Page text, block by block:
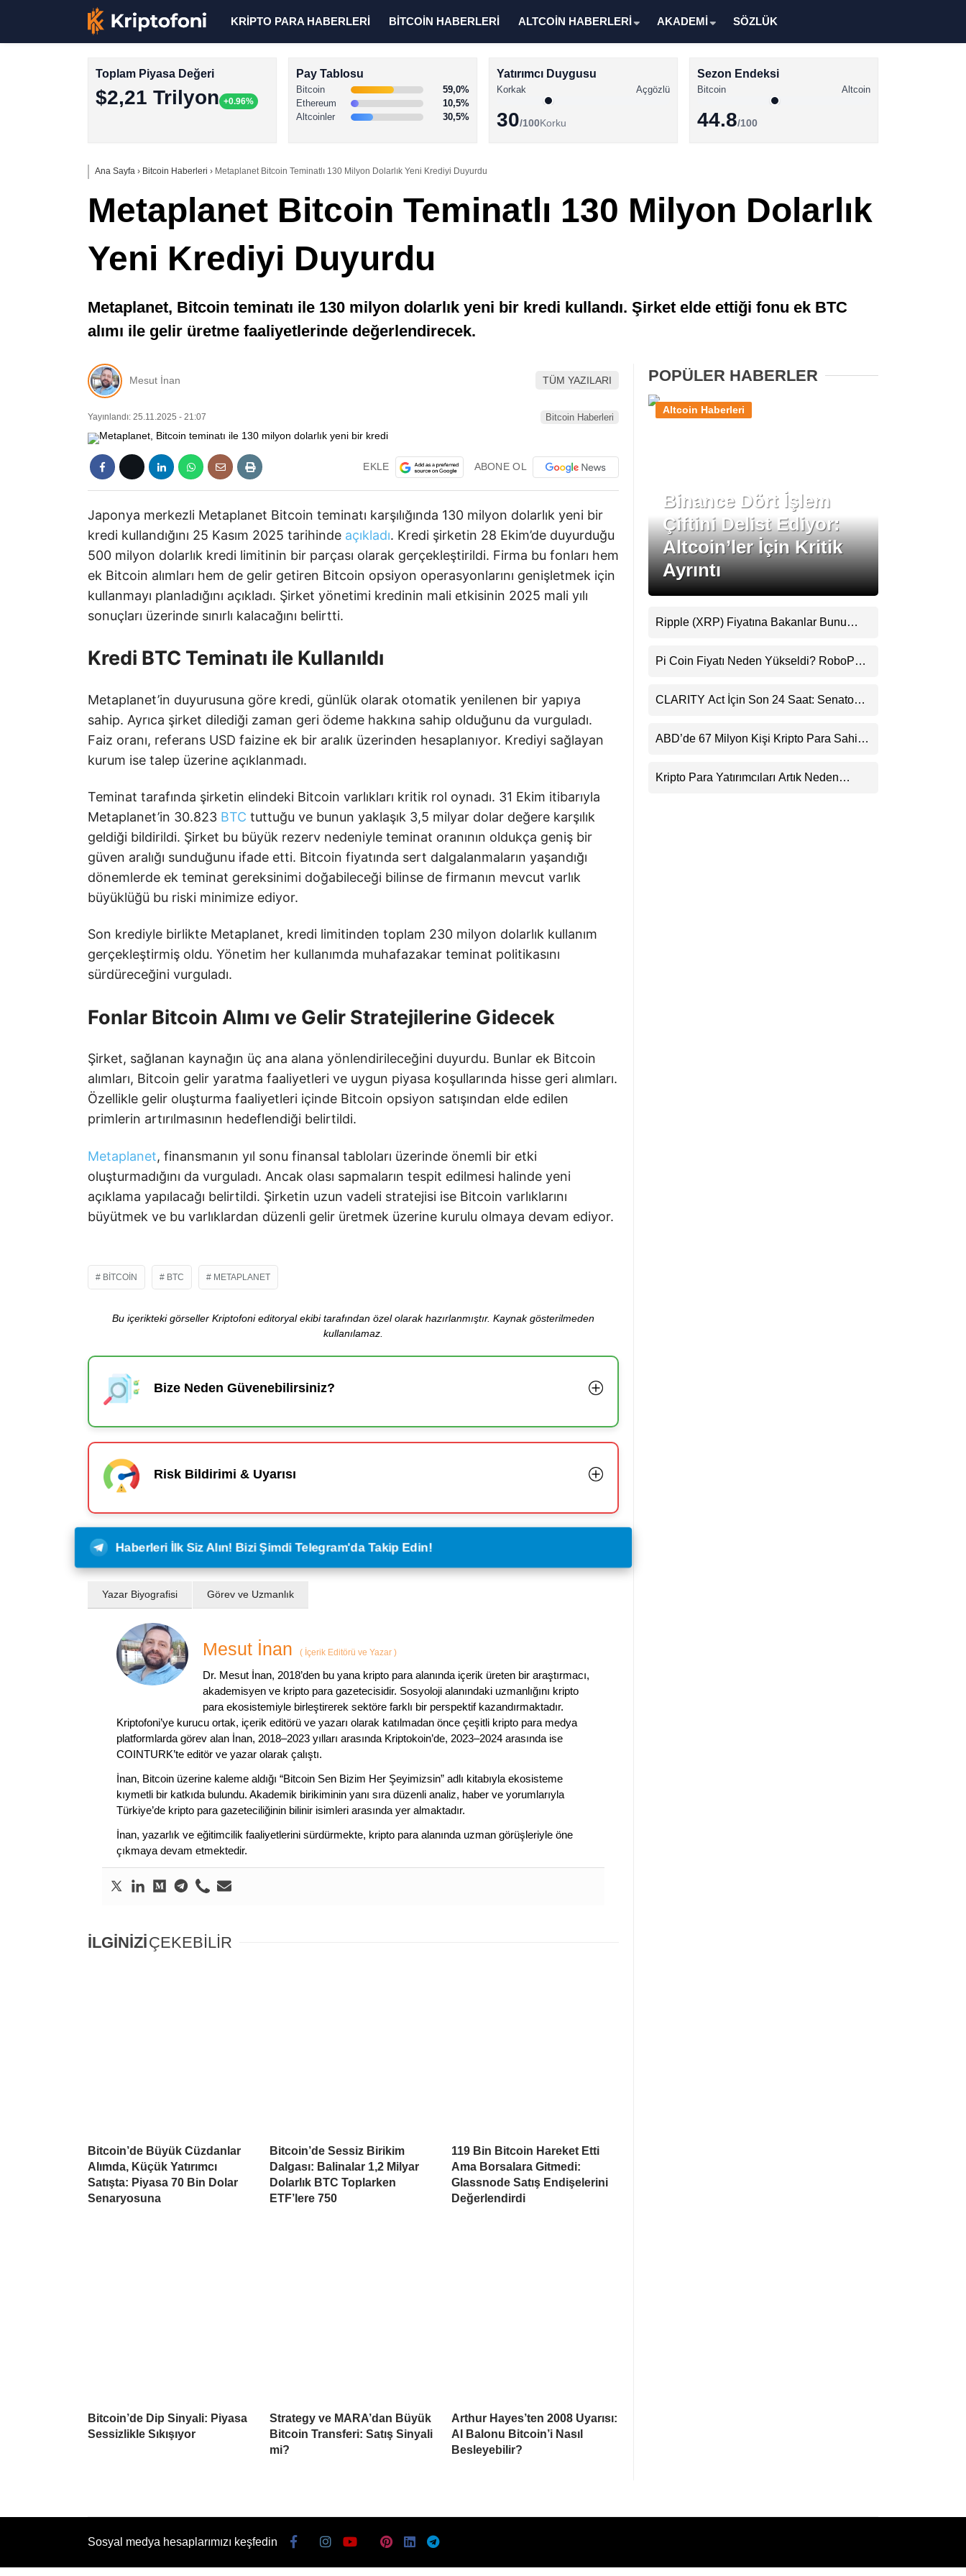
Altcoin Haberleri
KRİPTO PARA HABERLERİ BİTCOİN HABERLERİ ALTCOİN HABERLERİ AKADEMİ SÖZLÜK
Toplam Piyasa Değeri
$2,21 Trilyon +0.96%
Pay Tablosu
Bitcoin
59,0%
Ethereum
10,5%
Altcoinler
30,5%
Yatırımcı Duygusu
Korkak Açgözlü
30/100Korku
Sezon Endeksi
Bitcoin Altcoin
44.8/100
Ana Sayfa › Bitcoin Haberleri › Metaplanet Bitcoin Teminatlı 130 Milyon Dolarlık Yeni Krediyi Duyurdu
Metaplanet Bitcoin Teminatlı 130 Milyon Dolarlık
Yeni Krediyi Duyurdu
Metaplanet, Bitcoin teminatı ile 130 milyon dolarlık yeni bir kredi kullandı. Şirket elde ettiği fonu ek BTC
alımı ile gelir üretme faaliyetlerinde değerlendirecek.
Mesut İnan TÜM YAZILARI
Yayınlandı: 25.11.2025 - 21:07 Bitcoin Haberleri
EKLE ABONE OL
Japonya merkezli Metaplanet Bitcoin teminatı karşılığında 130 milyon dolarlık yeni bir
kredi kullandığını 25 Kasım 2025 tarihinde açıkladı. Kredi şirketin 28 Ekim’de duyurduğu
500 milyon dolarlık kredi limitinin bir parçası olarak gerçekleştirildi. Firma bu fonları hem
ek Bitcoin alımları hem de gelir getiren Bitcoin opsiyon operasyonlarını genişletmek için
kullanmayı planladığını açıkladı. Şirket yönetimi kredinin mali etkisinin 2025 mali yılı
sonuçları üzerinde sınırlı kalacağını belirtti.
Kredi BTC Teminatı ile Kullanıldı
Metaplanet’in duyurusuna göre kredi, günlük olarak otomatik yenilenen bir yapıya
sahip. Ayrıca şirket dilediği zaman geri ödeme hakkına sahip olduğunu da vurguladı.
Faiz oranı, referans USD faizine ek bir aralık üzerinden hesaplanıyor. Krediyi sağlayan
kurum ise talep üzerine açıklanmadı.
Teminat tarafında şirketin elindeki Bitcoin varlıkları kritik rol oynadı. 31 Ekim itibarıyla
Metaplanet’in 30.823 BTC tuttuğu ve bunun yaklaşık 3,5 milyar dolar değere karşılık
geldiği bildirildi. Şirket bu büyük rezerv nedeniyle teminat oranının oldukça geniş bir
güven aralığı sunduğunu ifade etti. Bitcoin fiyatında sert dalgalanmaların yaşandığı
dönemlerde ek teminat gereksinimi doğabileceği bilinse de firmanın mevcut varlık
büyüklüğü bu riski minimize ediyor.
Son krediyle birlikte Metaplanet, kredi limitinden toplam 230 milyon dolarlık kullanım
gerçekleştirmiş oldu. Yönetim her kullanımda muhafazakar teminat politikasını
sürdüreceğini vurguladı.
Fonlar Bitcoin Alımı ve Gelir Stratejilerine Gidecek
Şirket, sağlanan kaynağın üç ana alana yönlendirileceğini duyurdu. Bunlar ek Bitcoin
alımları, Bitcoin gelir yaratma faaliyetleri ve uygun piyasa koşullarında hisse geri alımları.
Özellikle gelir oluşturma faaliyetleri içinde Bitcoin opsiyon satışından elde edilen
primlerin artırılmasının hedeflendiği belirtildi.
Metaplanet, finansmanın yıl sonu finansal tabloları üzerinde önemli bir etki
oluşturmadığını da vurguladı. Ancak olası sapmaların tespit edilmesi halinde yeni
açıklama yapılacağı belirtildi. Şirketin uzun vadeli stratejisi ise Bitcoin varlıklarını
büyütmek ve bu varlıklardan düzenli gelir üretmek üzerine kurulu olmaya devam ediyor.
BITCOIN BTC METAPLANET
Bu içerikteki görseller Kriptofoni editoryal ekibi tarafından özel olarak hazırlanmıştır. Kaynak gösterilmeden
kullanılamaz.
Bize Neden Güvenebilirsiniz?
Risk Bildirimi & Uyarısı
Haberleri İlk Siz Alın! Bizi Şimdi Telegram'da Takip Edin!
Yazar Biyografisi Görev ve Uzmanlık
Mesut İnan ( İçerik Editörü ve Yazar )
Dr. Mesut İnan, 2018’den bu yana kripto para alanında içerik üreten bir araştırmacı,
akademisyen ve kripto para gazetecisidir. Sosyoloji alanındaki uzmanlığını kripto
para ekosistemiyle birleştirerek sektöre farklı bir perspektif kazandırmaktadır.
Kriptofoni’ye kurucu ortak, içerik editörü ve yazarı olarak katılmadan önce çeşitli kripto para medya
platformlarda görev alan İnan, 2018–2023 yılları arasında Kriptokoin’de, 2023–2024 arasında ise
COINTURK’te editör ve yazar olarak çalıştı.
İnan, Bitcoin üzerine kaleme aldığı “Bitcoin Sen Bizim Her Şeyimizsin” adlı kitabıyla ekosisteme
kıymetli bir katkıda bulundu. Akademik birikiminin yanı sıra düzenli analiz, haber ve yorumlarıyla
Türkiye’de kripto para gazeteciliğinin bilinir isimleri arasında yer almaktadır.
İnan, yazarlık ve eğitimcilik faaliyetlerini sürdürmekte, kripto para alanında uzman görüşleriyle öne
çıkmaya devam etmektedir.
İLGİNİZİÇEKEBİLİR
Bitcoin’de Büyük Cüzdanlar
Alımda, Küçük Yatırımcı
Satışta: Piyasa 70 Bin Dolar
Senaryosuna
Bitcoin’de Sessiz Birikim
Dalgası: Balinalar 1,2 Milyar
Dolarlık BTC Toplarken
ETF’lere 750
119 Bin Bitcoin Hareket Etti
Ama Borsalara Gitmedi:
Glassnode Satış Endişelerini
Değerlendirdi
Bitcoin’de Dip Sinyali: Piyasa
Sessizlikle Sıkışıyor
Strategy ve MARA’dan Büyük
Bitcoin Transferi: Satış Sinyali
mi?
Arthur Hayes’ten 2008 Uyarısı:
AI Balonu Bitcoin’i Nasıl
Besleyebilir?
POPÜLER HABERLER
Binance Dört İşlem
Çiftini Delist Ediyor:
Altcoin’ler İçin Kritik
Ayrıntı
Altcoin Haberleri
Ripple (XRP) Fiyatına Bakanlar Bunu
Uyarı
Pi Coin Fiyatı Neden Yükseldi? RoboPay
Destekledi
CLARITY Act İçin Son 24 Saat: Senato
Beklentisini Bozabilir
ABD’de 67 Milyon Kişi Kripto Para Sahibi:
Kripto Para Yatırımcıları Artık Neden
Sosyal medya hesaplarımızı keşfedin